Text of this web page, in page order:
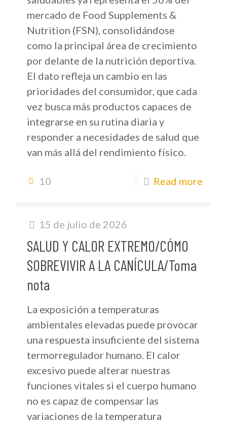
mercado de Food Supplements &
Nutrition (FSN), consolidándose
como la principal área de crecimiento
por delante de la nutrición deportiva.
El dato refleja un cambio en las
prioridades del consumidor, que cada
vez busca más productos capaces de
integrarse en su rutina diaria y
responder a necesidades de salud que
van más allá del rendimiento físico.
10 Read more
15 de julio de 2026
SALUD Y CALOR EXTREMO/CÓMO
SOBREVIVIR A LA CANÍCULA/Toma
nota
La exposición a temperaturas
ambientales elevadas puede provocar
una respuesta insuficiente del sistema
termorregulador humano. El calor
excesivo puede alterar nuestras
funciones vitales si el cuerpo humano
no es capaz de compensar las
variaciones de la temperatura